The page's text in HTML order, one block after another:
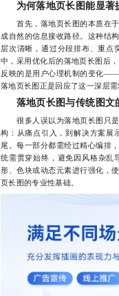
为何落地页长图能显著
首先，落地页长图的本质在于
成自然的信息接收路径。这种结
层次清晰，通过分段排布、重点
中，采用优化后的落地页长图后
反映的是用户心理机制的变化——
落地页长图正是回应了这一深层需
落地页长图与传统图文
很多人误以为落地页长图只是
构：从痛点引入，到解决方案展
尾。每一部分都需经过精心编排
统需贯穿始终，避免因风格杂
形、色块或动态元素进行强化，
页长图的专业性基础。